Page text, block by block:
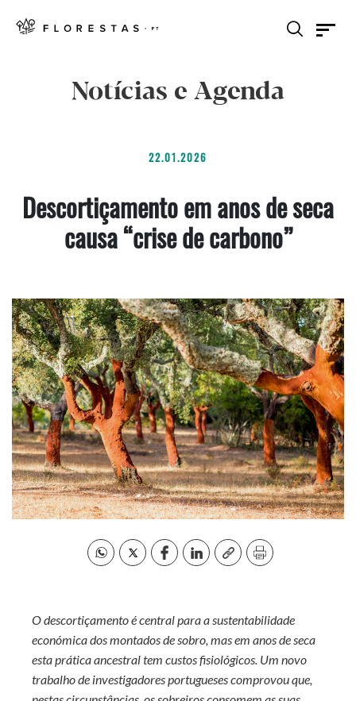
Notícias e Agenda
22.01.2026
Descortiçamento em anos de seca
causa “crise de carbono”
O descortiçamento é central para a sustentabilidade
económica dos montados de sobro, mas em anos de seca
esta prática ancestral tem custos fisiológicos. Um novo
trabalho de investigadores portugueses comprovou que,